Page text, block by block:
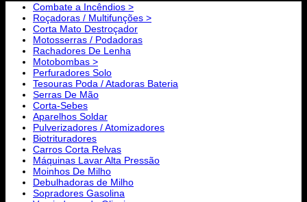
Combate a Incêndios >
Roçadoras / Multifunções >
Corta Mato Destroçador
Motosserras / Podadoras
Rachadores De Lenha
Motobombas >
Perfuradores Solo
Tesouras Poda / Atadoras Bateria
Serras De Mão
Corta-Sebes
Aparelhos Soldar
Pulverizadores / Atomizadores
Biotrituradores
Carros Corta Relvas
Máquinas Lavar Alta Pressão
Moinhos De Milho
Debulhadoras de Milho
Sopradores Gasolina